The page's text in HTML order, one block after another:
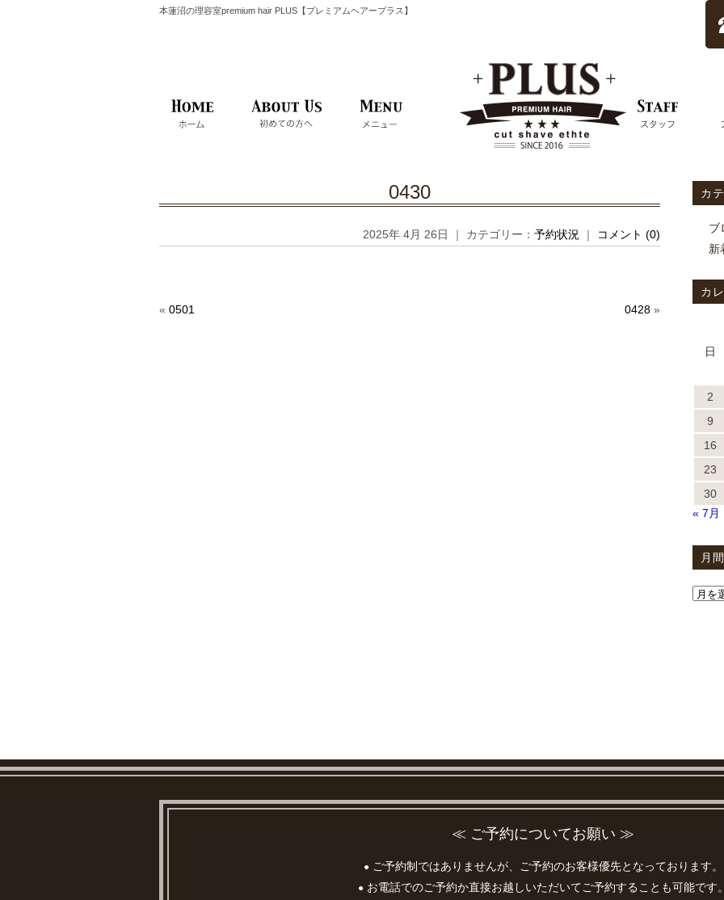
本蓮沼の理容室premium hair PLUS【プレミアムヘアープラス】
0430
2025年 4月 26日 ｜ カテゴリー： 予約状況 ｜ コメント (0)
« 0501 0428 »
カ
ブ
新
カ
日
2
9
16
23
30
« 7月
月
≪ ご予約についてお願い ≫
●ご予約制ではありませんが、ご予約のお客様優先となっております。
●お電話でのご予約か直接お越しいただいてご予約することも可能です